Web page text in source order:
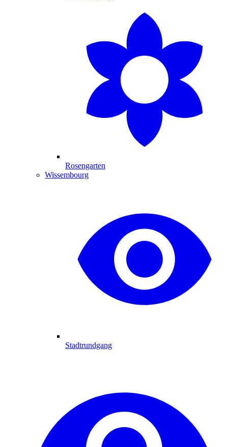
Rosengarten
Wissembourg
Stadtrundgang